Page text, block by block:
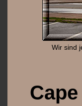
Wir sind